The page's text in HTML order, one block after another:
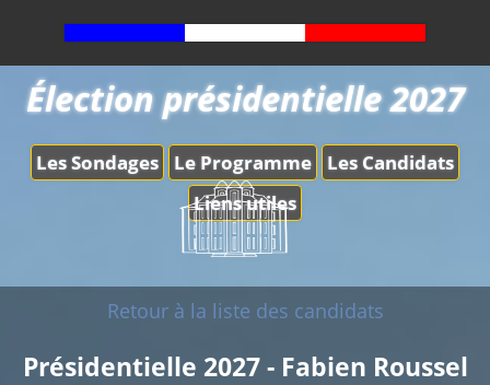
Les Sondages Le Programme
Les Candidats
Liens utiles
Élection présidentielle 2027
Retour à la liste des candidats
Présidentielle 2027 - Fabien Roussel